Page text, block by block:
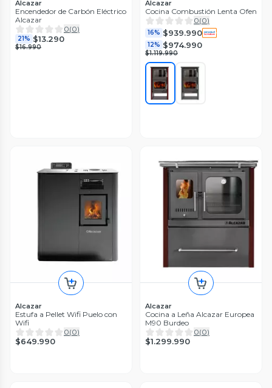
Alcazar
Encendedor de Carbón Eléctrico
Alcazar
0(0)
21% $13.290
$16.990
Alcazar
Cocina Combustión Lenta Ofen
0(0)
16% $939.990
12% $974.990
$1.119.990
Alcazar
Estufa a Pellet Wifi Puelo con
Wifi
0(0)
$649.990
Alcazar
Cocina a Leña Alcazar Europea
M90 Burdeo
0(0)
$1.299.990